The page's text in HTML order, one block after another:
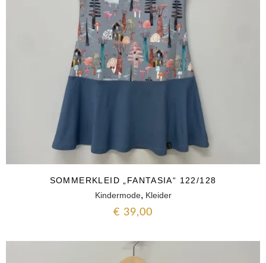
SOMMERKLEID „FANTASIA“ 122/128
Kindermode, Kleider
€ 39,00